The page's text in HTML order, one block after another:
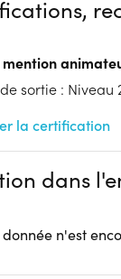
mention
sortie : Niveau
la certification
dans
donnée n'est